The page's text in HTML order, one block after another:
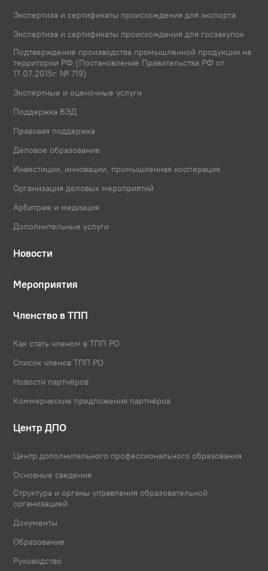
Экспертиза и сертификаты происхождения для экспорта
Экспертиза и сертификаты происхождения для госзакупок
Подтверждение производства промышленной продукции на
территории РФ (Постановление Правительства РФ от
17.07.2015г. № 719)
Экспертные и оценочные услуги
Поддержка ВЭД
Правовая поддержка
Деловое образование
Инвестиции, инновации, промышленная кооперация
Организация деловых мероприятий
Арбитраж и медиация
Дополнительные услуги
Новости
Мероприятия
Членство в ТПП
Как стать членом в ТПП РО
Список членов ТПП РО
Новости партнёров
Коммерческие предложения партнёров
Центр ДПО
Центр дополнительного профессионального образования
Основные сведения
Структура и органы управления образовательной
организацией
Документы
Образование
Руководство